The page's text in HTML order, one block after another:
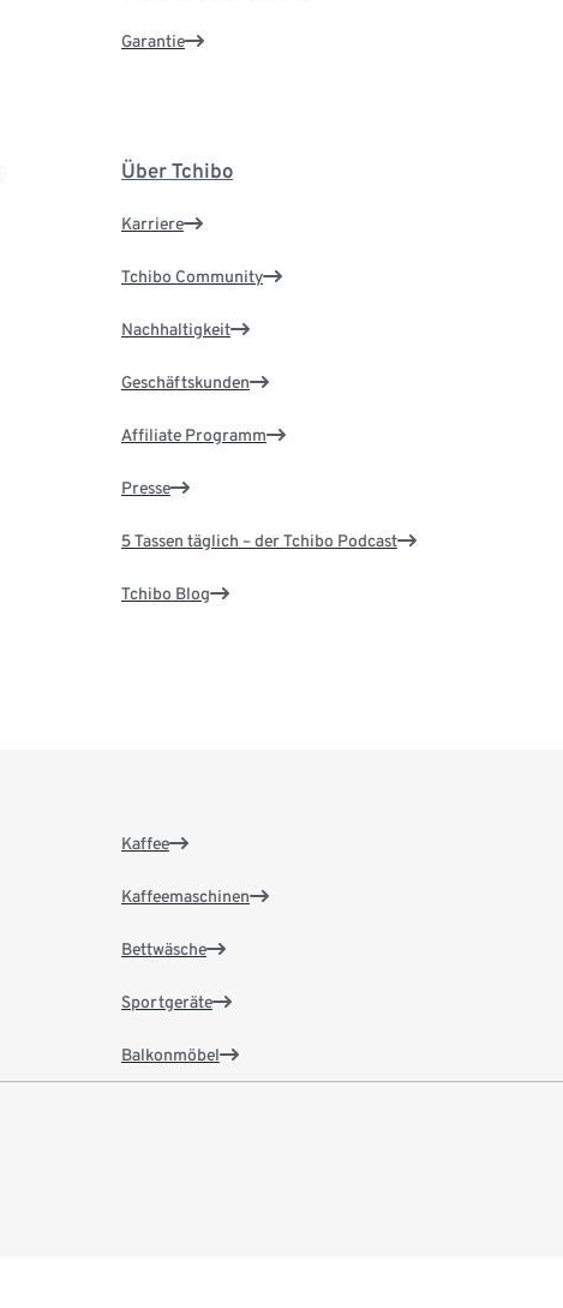
Garantie
Über Tchibo
Karriere
Tchibo Community
Nachhaltigkeit
Geschäftskunden
Affiliate Programm
Presse
5 Tassen täglich – der Tchibo Podcast
Tchibo Blog
Kaffee
Kaffeemaschinen
Bettwäsche
Sportgeräte
Balkonmöbel